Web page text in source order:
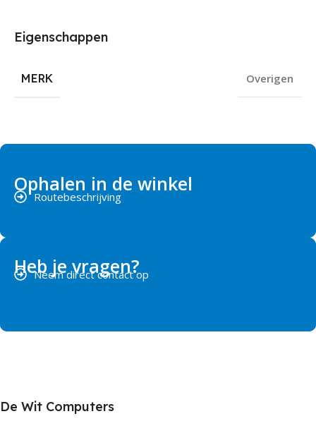
Eigenschappen
MERK Overigen
Ophalen in de winkel
Routebeschrijving
Heb je vragen?
Neem direct contact op
De Wit Computers